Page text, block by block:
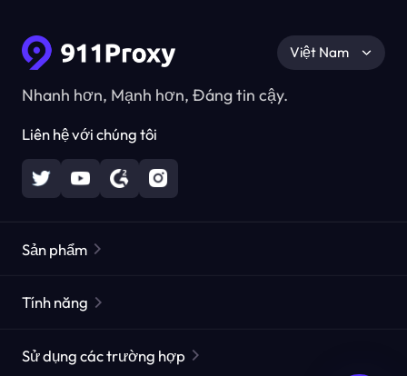
Nhanh hơn, Mạnh hơn, Đáng tin cậy.
Liên hệ với chúng tôi
Việt Nam
Sản phẩm
Các proxy dân cư tĩnh
Tính năng
Sử dụng các trường hợp